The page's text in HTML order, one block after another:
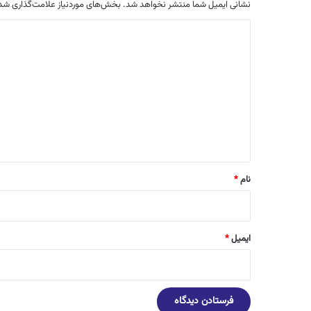
نشانی ایمیل شما منتشر نخواهد شد. بخش‌های موردنیاز علامت‌گذاری
نام*
ایمیل*